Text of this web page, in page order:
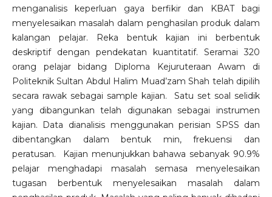
menganalisis keperluan gaya berfikir dan KBAT bagi
menyelesaikan masalah dalam penghasilan produk dalam
kalangan pelajar. Reka bentuk kajian ini berbentuk
deskriptif dengan pendekatan kuantitatif. Seramai 320
orang pelajar bidang Diploma Kejuruteraan Awam di
Politeknik Sultan Abdul Halim Muad’zam Shah telah dipilih
secara rawak sebagai sample kajian. Satu set soal selidik
yang dibangunkan telah digunakan sebagai instrumen
kajian. Data dianalisis menggunakan perisian SPSS dan
dibentangkan dalam bentuk min, frekuensi dan
peratusan. Kajian menunjukkan bahawa sebanyak 90.9%
pelajar menghadapi masalah semasa menyelesaikan
tugasan berbentuk menyelesaikan masalah dalam